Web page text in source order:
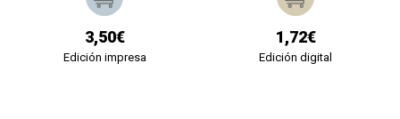
3,50€
Edición impresa
1,72€
Edición digital